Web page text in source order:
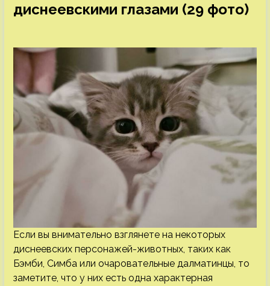
диснеевскими глазами (29 фото)
Если вы внимательно взглянете на некоторых
диснеевских персонажей-животных, таких как
Бэмби, Симба или очаровательные далматинцы, то
заметите, что у них есть одна характерная